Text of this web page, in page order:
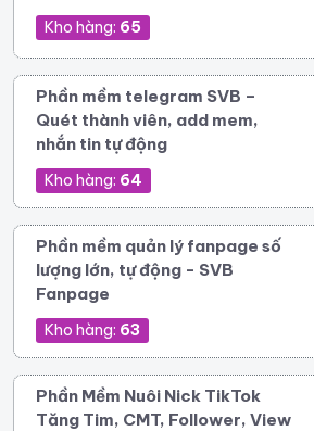
Kho hàng: 65
Phần mềm telegram SVB –
Quét thành viên, add mem,
nhắn tin tự động
Kho hàng: 64
Phần mềm quản lý fanpage số
lượng lớn, tự động - SVB
Fanpage
Kho hàng: 63
Phần Mềm Nuôi Nick TikTok
Tăng Tim, CMT, Follower, View